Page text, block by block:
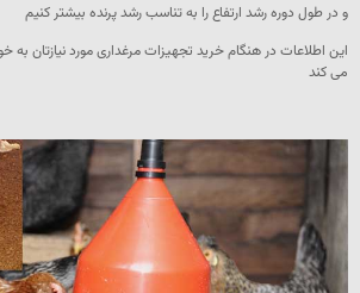
و در طول دوره رشد ارتفاع را به تناسب رشد پرنده بیشتر کنیم
این اطلاعات در هنگام خرید تجهیزات مرغداری مورد نیازتان
می کند